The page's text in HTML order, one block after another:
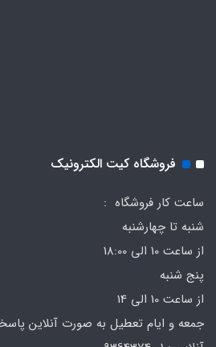
فروشگاه کیت الکترونیک
ساعت کار فروشگاه :
شنبه تا چهارشنبه
از ساعت 10 الی 18:00
پنج شنبه
از ساعت 10 الی 14
جمعه و ایام تعطیل به صورت آنلاین